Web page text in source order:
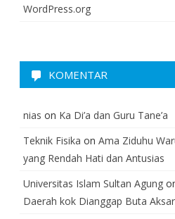
WordPress.org
KOMENTAR
nias on Ka Di’a dan Guru Tane’a
Teknik Fisika on Ama Ziduhu
yang Rendah Hati dan Antusias
Universitas Islam Sultan Agung
Daerah kok Dianggap Buta